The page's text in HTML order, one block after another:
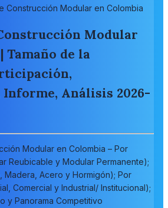
Construcción Modular en Colombia
Modular
Tamaño de la
Análisis 2026-
Modular en Colombia – Por
Reubicable y Modular Permanente);
Madera, Acero y Hormigón); Por
Comercial y Industrial/ Institucional);
y Panorama Competitivo